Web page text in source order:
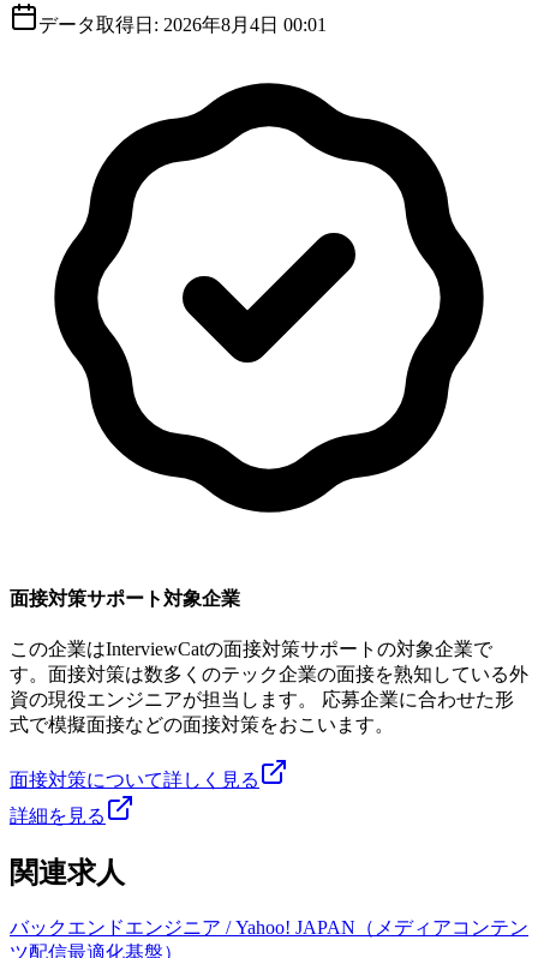
データ取得日: 2026年8月4日 00:01
面接対策サポート対象企業
この企業はInterviewCatの面接対策サポートの対象企業で
す。面接対策は数多くのテック企業の面接を熟知している外
資の現役エンジニアが担当します。 応募企業に合わせた形
式で模擬面接などの面接対策をおこいます。
面接対策について詳しく見る
詳細を見る
関連求人
バックエンドエンジニア / Yahoo! JAPAN（メディアコンテン
ツ配信最適化基盤）